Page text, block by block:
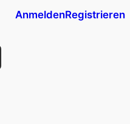
AnmeldenRegistrieren